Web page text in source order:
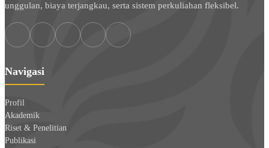
unggulan, biaya terjangkau, serta sistem perkuliahan fleksibel.
Navigasi
Profil
Akademik
Riset & Penelitian
Publikasi